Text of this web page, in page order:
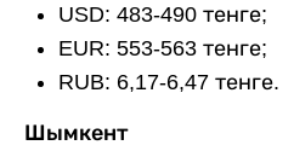
USD: 483-490 тенге;
EUR: 553-563 тенге;
RUB: 6,17-6,47 тенге.
Шымкент